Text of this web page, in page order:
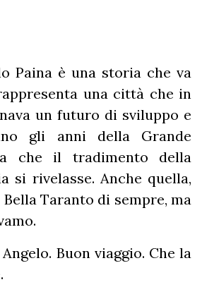
Paina è una storia che va
una città che in
un futuro di sviluppo e
gli anni della Grande
che il tradimento della
si rivelasse. Anche quella,
Taranto di sempre, ma
Buon viaggio. Che la